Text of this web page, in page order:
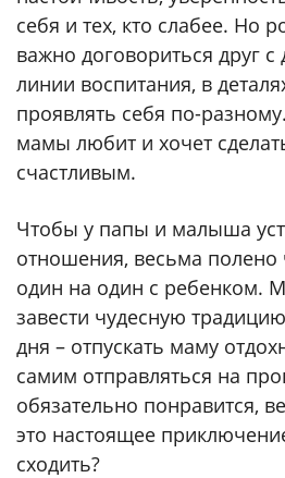
себя и тех, кто слабее. Но
важно договориться друг
линии воспитания, в
проявлять себя по-
мамы любит и хочет
счастливым.
Чтобы у папы и малыша
отношения, весьма полено
один на один с ребенком.
завести чудесную
дня – отпускать маму
самим отправляться на
обязательно понравится,
это настоящее
сходить?